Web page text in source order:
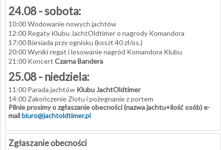
24.08 - sobota:
10:00 Wodowanie nowych jachtów
12:00 Regaty Klubu JachtOldtimer o nagrody Komandora
17:00 Biesiada przy ognisku (koszt 40 zł/os.)
20:00 Wyniki regat i losowanie nagród Komandora Klubu
21:00 Koncert Czarna Bandera
25.08 - niedziela:
11:00 Parada jachtów Klubu JachtOldtimer
14:00 Zakończenie Zlotu i pożegnanie z portem
Pilnie prosimy o zgłaszanie obecności (nazwa jachtu+ilość osób) e-
mailbiuro@jachtoldtimer.pl
Zgłaszanie obecności